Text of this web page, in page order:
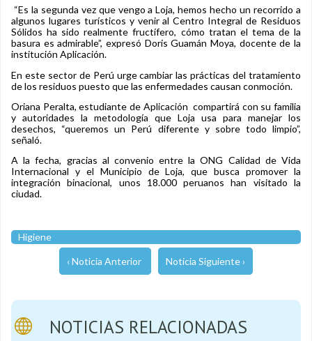
“Es la segunda vez que vengo a Loja, hemos hecho un recorrido a
algunos lugares turísticos y venir al Centro Integral de Residuos
Sólidos ha sido realmente fructífero, cómo tratan el tema de la
basura es admirable”, expresó Doris Guamán Moya, docente de la
institución Aplicación.
En este sector de Perú urge cambiar las prácticas del tratamiento
de los residuos puesto que las enfermedades causan conmoción.
Oriana Peralta, estudiante de Aplicación compartirá con su familia
y autoridades la metodología que Loja usa para manejar los
desechos, “queremos un Perú diferente y sobre todo limpio”,
señaló.
A la fecha, gracias al convenio entre la ONG Calidad de Vida
Internacional y el Municipio de Loja, que busca promover la
integración binacional, unos 18.000 peruanos han visitado la
ciudad.
Higiene
‹ Noticia Anterior Noticia Siguiente ›
NOTICIAS RELACIONADAS